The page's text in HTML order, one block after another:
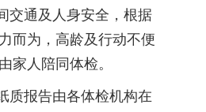
交通及人身安全，根据
而为，高龄及行动不便
家人陪同体检。
质报告由各体检机构在